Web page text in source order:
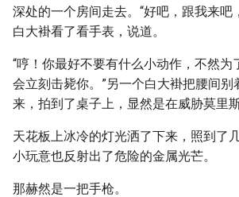
深处的一个房间走去。“好吧，跟我来吧
白大褂看了看手表，说道。
“哼！你最好不要有什么小动作，不然为
会立刻击毙你。”另一个白大褂把腰间别
来，拍到了桌子上，显然是在威胁莫里斯
天花板上冰冷的灯光洒了下来，照到了
小玩意也反射出了危险的金属光芒。
那赫然是一把手枪。